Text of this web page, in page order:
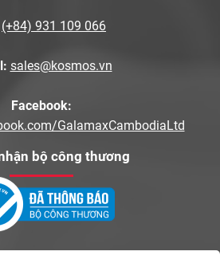
(+84) 931 109 066
sales@kosmos.vn
Facebook:
GalamaxCambodiaLtd
bộ công thương